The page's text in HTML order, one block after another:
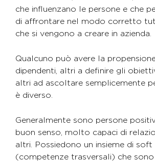
che influenzano le persone e che
di affrontare nel modo corretto
che si vengono a creare in azienda.
Qualcuno può avere la
dipendenti, altri a definire gli
altri ad ascoltare semplicemente
è diverso.
Generalmente sono persone
buon senso, molto capaci di
altri. Possiedono un insieme di soft
(competenze trasversali) che